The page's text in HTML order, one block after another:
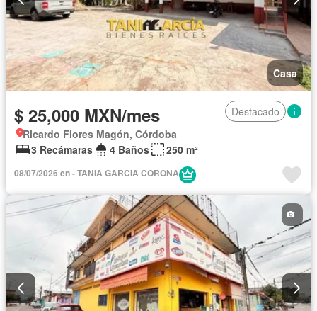
Casa
$ 25,000 MXN/mes
Destacado
Ricardo Flores Magón, Córdoba
3 Recámaras
4 Baños 250 m²
08/07/2026 en - TANIA GARCIA CORONA